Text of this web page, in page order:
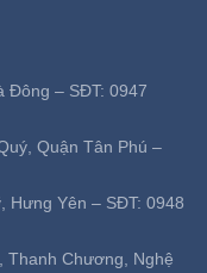
Đông – SĐT: 0947
Quận Tân Phú –
Hưng Yên – SĐT: 0948
Thanh Chương, Nghệ